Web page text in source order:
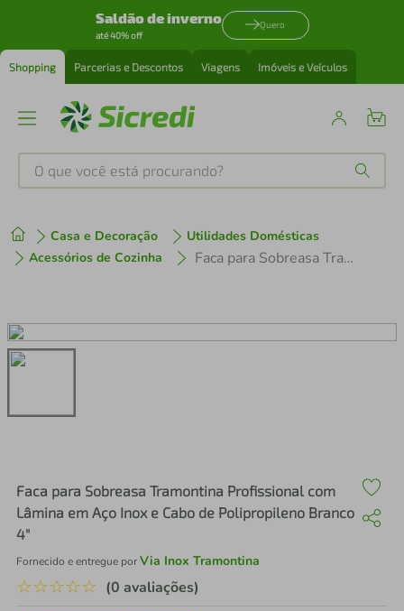
Saldão de inverno
até 40% off
Quero
Shopping Parcerias e Descontos Viagens Imóveis e Veículos
O que você está procurando?
Casa e Decoração
Utilidades Domésticas
Acessórios de Cozinha
Faca para Sobreasa Tramontina Profissional com Lâmina em Aço Inox e Cabo de Polipropileno Branco 4"
Faca para Sobreasa Tramontina Profissional com
Lâmina em Aço Inox e Cabo de Polipropileno Branco
4"
Fornecido e entregue porVia Inox Tramontina
☆☆☆☆☆ (0 avaliações)
1º tenis
3º